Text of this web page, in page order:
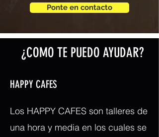
Ponte en contacto
¿COMO TE PUEDO AYUDAR?
HAPPY CAFES
Los HAPPY CAFES son talleres de
una hora y media en los cuales se